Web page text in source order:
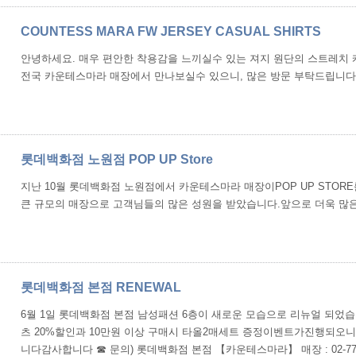
COUNTESS MARA FW JERSEY CASUAL SHIRTS
안녕하세요. 매우 편안한 착용감을 느끼실수 있는 져지 원단의 스트레치
전국 카운테스마라 매장에서 만나보실수 있으니, 많은 방문 부탁드립니
롯데백화점 노원점 POP UP Store
지난 10월 롯데백화점 노원점에서 카운테스마라 매장이POP UP
큰 규모의 매장으로 고객님들의 많은 성원을 받았습니다.앞으로 더욱 많
롯데백화점 본점 RENEWAL
6월 1일 롯데백화점 본점 남성패션 6층이 새로운 모습으로 리뉴얼 되었
츠 20%할인과 10만원 이상 구매시 타올2매세트 증정이벤트가진행되오
니다감사합니다 ☎ 문의) 롯데백화점 본점 【카운테스마라】 매장 : 02-